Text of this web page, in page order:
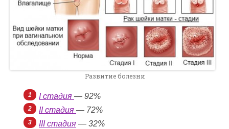
Развитие болезни
I стадия — 92%
II стадия — 72%
III стадия — 32%